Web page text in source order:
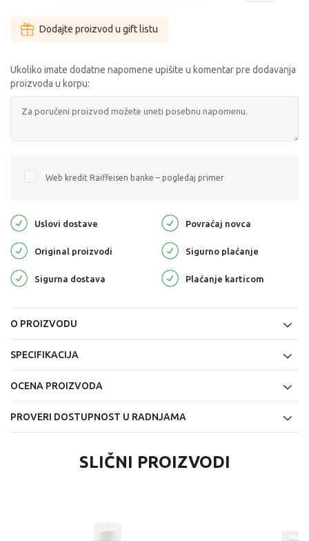
Dodajte proizvod u gift listu
Ukoliko imate dodatne napomene upišite u komentar pre dodavanja
proizvoda u korpu:
Web kredit Raiffeisen banke – pogledaj primer
Uslovi dostave Povraćaj novca
Original proizvodi Sigurno plaćanje
Sigurna dostava Plaćanje karticom
O PROIZVODU
SPECIFIKACIJA
OCENA PROIZVODA
PROVERI DOSTUPNOST U RADNJAMA
SLIČNI PROIZVODI